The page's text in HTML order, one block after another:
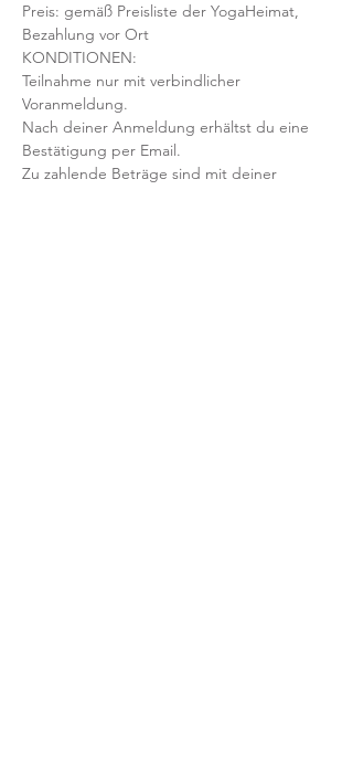
Preis: gemäß Preisliste der YogaHeimat,
Bezahlung vor Ort
KONDITIONEN:
Teilnahme nur mit verbindlicher
Voranmeldung.
Nach deiner Anmeldung erhältst du eine
Bestätigung per Email.
Zu zahlende Beträge sind mit deiner